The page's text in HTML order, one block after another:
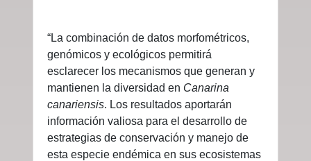
“La combinación de datos morfométricos,
genómicos y ecológicos permitirá
esclarecer los mecanismos que generan y
mantienen la diversidad en Canarina
canariensis. Los resultados aportarán
información valiosa para el desarrollo de
estrategias de conservación y manejo de
esta especie endémica en sus ecosistemas